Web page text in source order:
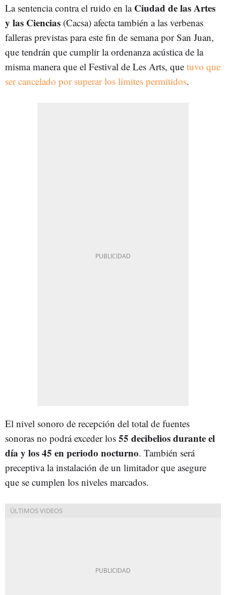
La sentencia contra el ruido en laCiudad de las Artes
y las Ciencias (Cacsa) afecta también a las verbenas
falleras previstas para este fin de semana por San Juan,
que tendrán que cumplir la ordenanza acústica de la
misma manera que el Festival de Les Arts, que tuvo que
ser cancelado por superar los límites permitidos.
El nivel sonoro de recepción del total de fuentes
sonoras no podrá exceder los 55 decibelios durante el
día y los 45 en periodo nocturno. También será
preceptiva la instalación de un limitador que asegure
que se cumplen los niveles marcados.